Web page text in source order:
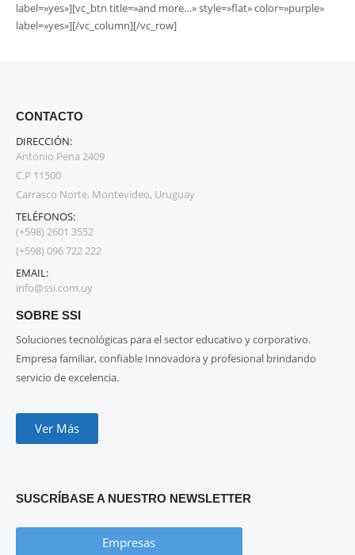
label=»yes»][vc_btn title=»and more…» style=»flat» color=»purple»
label=»yes»][/vc_column][/vc_row]
CONTACTO
DIRECCIÓN:
Antonio Pena 2409
C.P 11500
Carrasco Norte, Montevideo, Uruguay
TELÉFONOS:
(+598) 2601 3552
(+598) 096 722 222
EMAIL:
info@ssi.com.uy
SOBRE SSI
Soluciones tecnológicas para el sector educativo y corporativo.
Empresa familiar, confiable Innovadora y profesional brindando
servicio de excelencia.
Ver Más
SUSCRÍBASE A NUESTRO NEWSLETTER
Empresas